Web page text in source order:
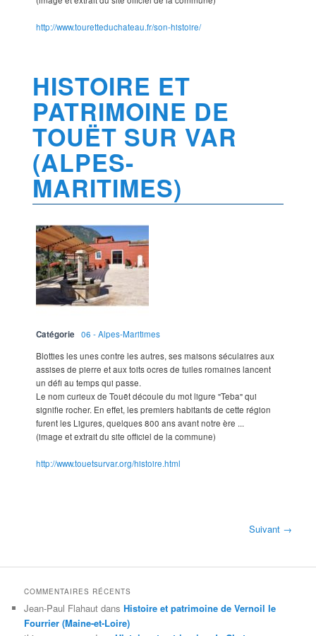
http://www.touretteduchateau.fr/son-histoire/
HISTOIRE ET
PATRIMOINE DE
TOUËT SUR VAR
(ALPES-
MARITIMES)
Catégorie
06 - Alpes-Maritimes
Blotties les unes contre les autres, ses maisons séculaires aux
assises de pierre et aux toits ocres de tuiles romaines lancent
un défi au temps qui passe.
Le nom curieux de Touët découle du mot ligure "Teba" qui
signifie rocher. En effet, les premiers habitants de cette région
furent les Ligures, quelques 800 ans avant notre ère ...
(image et extrait du site officiel de la commune)
http://www.touetsurvar.org/histoire.html
Suivant →
COMMENTAIRES RÉCENTS
Jean-Paul Flahaut dansHistoire et patrimoine de Vernoil le
Fourrier (Maine-et-Loire)